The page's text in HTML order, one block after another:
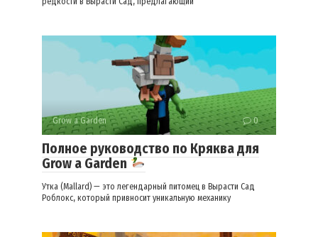
Grow a Garden 0
Полное руководство по Кряква для
Grow a Garden
Утка (Mallard) — это легендарный питомец в Вырасти Сад
Роблокс, который привносит уникальную механику